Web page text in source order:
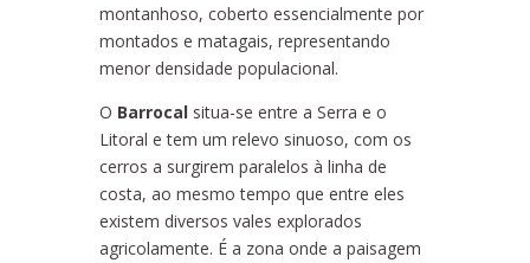
montanhoso, coberto essencialmente por
montados e matagais, representando
menor densidade populacional.
O Barrocal situa-se entre a Serra e o
Litoral e tem um relevo sinuoso, com os
cerros a surgirem paralelos à linha de
costa, ao mesmo tempo que entre eles
existem diversos vales explorados
agricolamente. É a zona onde a paisagem